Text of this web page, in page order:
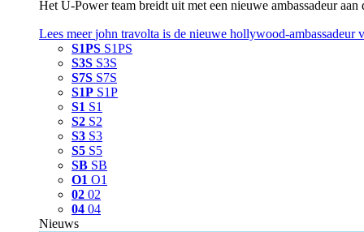
Het U‑Power team breidt uit met een nieuwe ambassadeur
Lees meerjohn travolta is de nieuwe hollywood-ambassadeur
S1PS S1PS
S3S S3S
S7S S7S
S1P S1P
S1 S1
S2 S2
S3 S3
S5 S5
SB SB
O1 O1
02 02
04 04
Nieuws